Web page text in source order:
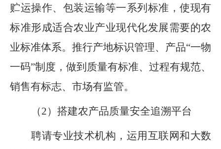
贮运操作、包装运输等一系列标准，使现有
标准形成适合农业产业现代化发展需要的农
业标准体系。推行产地标识管理、产品“一物
一码”制度，做到质量有标准、过程有规范、
销售有标志、市场有监管。
（2）搭建农产品质量安全追溯平台
聘请专业技术机构，运用互联网和大数